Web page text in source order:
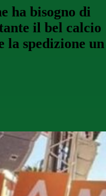
ha bisogno di
il bel calcio
la spedizione un